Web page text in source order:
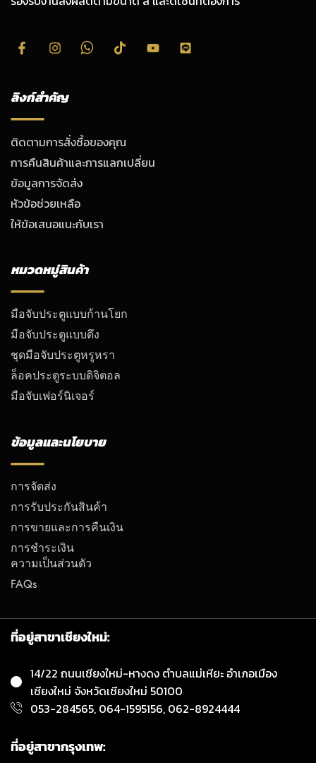
ลิงก์สำคัญ
ติดตามการสั่งซื้อของคุณ
การคืนสินค้าและการแลกเปลี่ยน
ข้อมูลการจัดส่ง
หัวข้อช่วยเหลือ
ให้ข้อเสนอแนะกับเรา
หมวดหมู่สินค้า
มือจับประตูแบบก้านโยก
มือจับประตูแบบดึง
ชุดมือจับประตูหรูหรา
ล็อคประตูระบบดิจิตอล
มือจับเฟอร์นิเจอร์
ข้อมูลและนโยบาย
การจัดส่ง
การรับประกันสินค้า
การขายและการคืนเงิน
การชำระเงิน
ความเป็นส่วนตัว
FAQs
ที่อยู่สาขาเชียงใหม่:
14/22 ถนนเชียงใหม่-หางดง ตำบลแม่เหียะ อำเภอเมือง
เชียงใหม่ จังหวัดเชียงใหม่ 50100
053-284565, 064-1595156, 062-8924444
ที่อยู่สาขากรุงเทพ: